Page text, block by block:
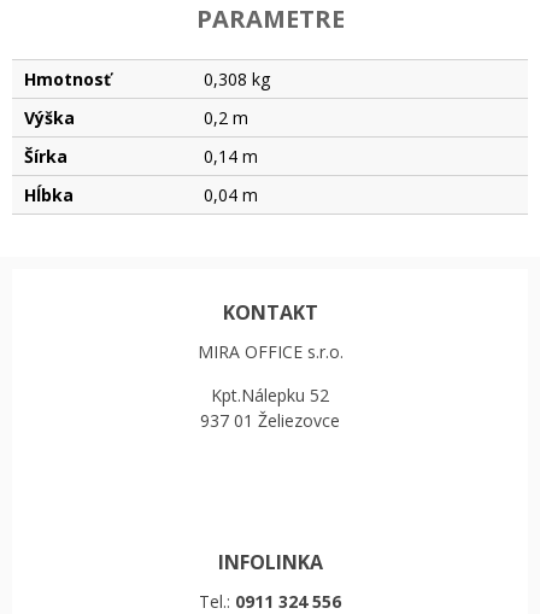
PARAMETRE
Hmotnosť
0,308 kg
Výška
0,2 m
Šírka
0,14 m
Hĺbka
0,04 m
KONTAKT
MIRA OFFICE s.r.o.
Kpt.Nálepku 52
937 01 Želiezovce
INFOLINKA
Tel.: 0911 324 556